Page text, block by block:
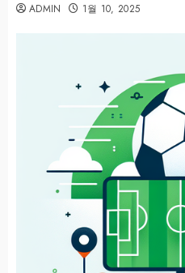
ADMIN 1월 10, 2025